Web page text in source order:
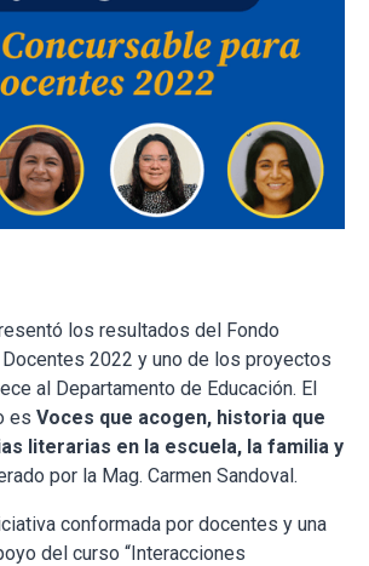
los resultados del Fondo
2022 y uno de los proyectos
al Departamento de Educación. El
es Voces que acogen, historia que
literarias en la escuela, la familia y
por la Mag. Carmen Sandoval.
conformada por docentes y una
del curso “Interacciones